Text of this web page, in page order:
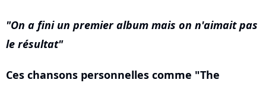
On a fini un premier album mais on n'aimait pas
le résultat
Ces chansons personnelles comme "The